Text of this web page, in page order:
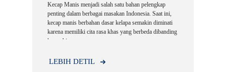
Kecap Manis menjadi salah satu bahan pelengkap
penting dalam berbagai masakan Indonesia. Saat ini,
kecap manis berbahan dasar kelapa semakin diminati
karena memiliki cita rasa khas yang berbeda dibanding
kecap biasa.
LEBIH DETIL